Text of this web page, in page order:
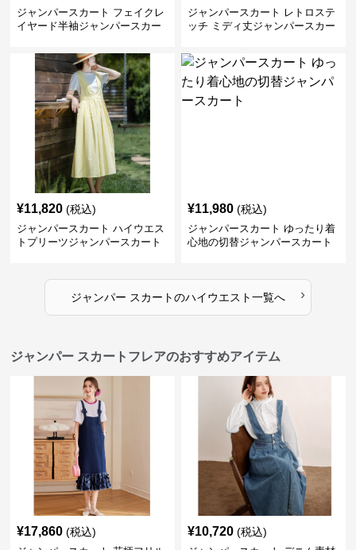
ジャンパースカート フェイクレ
イヤード半袖ジャンパースカー
ジャンパースカート レトロステ
ッチ ミディ丈ジャンパースカー
¥11,820 (税込)
ジャンパースカート ハイウエス
トプリーツジャンパースカート
¥11,980 (税込)
ジャンパースカート ゆったり着
心地の切替ジャンパースカート
ジャンパー スカートのハイウエスト一覧へ ›
ジャンパー スカートフレアのおすすめアイテム
¥17,860 (税込) ¥10,720 (税込)